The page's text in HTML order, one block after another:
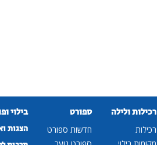
רכילות ולילה
רכילות
ספורט
חדשות ספורט
בילוי
הצגות